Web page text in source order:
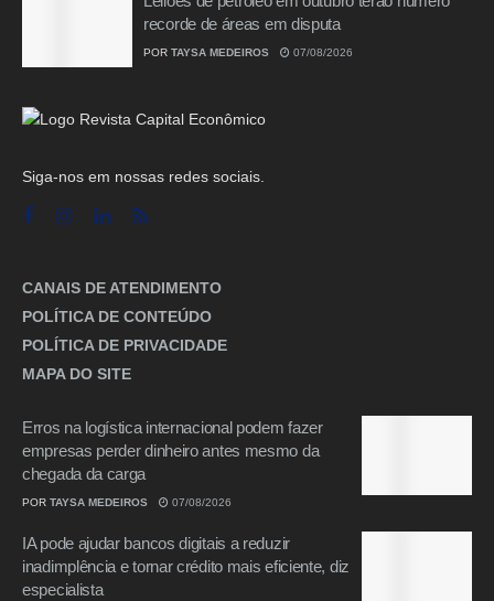
recorde de áreas em disputa
POR TAYSA MEDEIROS 07/08/2026
Siga-nos em nossas redes sociais.
CANAIS DE ATENDIMENTO
POLÍTICA DE CONTEÚDO
POLÍTICA DE PRIVACIDADE
MAPA DO SITE
Erros na logística internacional podem fazer
empresas perder dinheiro antes mesmo da
chegada da carga
POR TAYSA MEDEIROS 07/08/2026
IA pode ajudar bancos digitais a reduzir
inadimplência e tornar crédito mais eficiente, diz
especialista